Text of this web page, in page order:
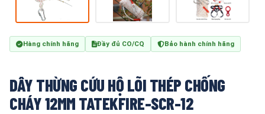
Hàng chính hãng Đầy đủ CO/CQ Bảo hành chính hãng
DÂY THỪNG CỨU HỘ LÕI THÉP CHỐNG
CHÁY 12MM TATEKFIRE-SCR-12